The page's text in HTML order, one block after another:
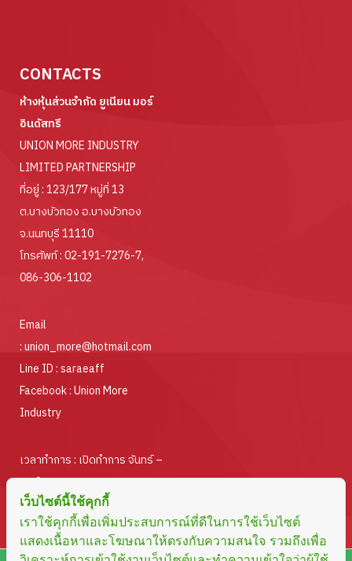
CONTACTS
ห้างหุ้นส่วนจำกัด ยูเนียน มอร์
อินดัสทรี
UNION MORE INDUSTRY
LIMITED PARTNERSHIP
ที่อยู่ : 123/177 หมู่ที่ 13
ต.บางบัวทอง อ.บางบัวทอง
จ.นนทบุรี 11110
โทรศัพท์ :02-191-7276-7,
086-306-1102
Email
:union_more@hotmail.com
Line ID :saraeaff
Facebook :Union More
Industry
เวลาทำการ : เปิดทำการ จันทร์ –
ศุกร์
ตั้งแต่เวลา 08.30 – 17.00 น.
เว็บไซต์นี้ใช้คุกกี้
เราใช้คุกกี้เพื่อเพิ่มประสบการณ์ที่ดีในการใช้เว็บไซต์
แสดงเนื้อหาและโฆษณาให้ตรงกับความสนใจ รวมถึงเพื่อ